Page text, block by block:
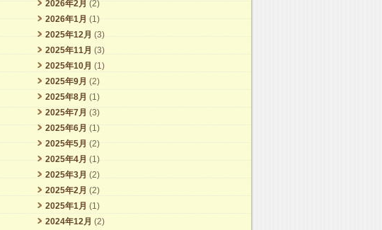
2026年2月 (2)
2026年1月 (1)
2025年12月 (3)
2025年11月 (3)
2025年10月 (1)
2025年9月 (2)
2025年8月 (1)
2025年7月 (3)
2025年6月 (1)
2025年5月 (2)
2025年4月 (1)
2025年3月 (2)
2025年2月 (2)
2025年1月 (1)
2024年12月 (2)